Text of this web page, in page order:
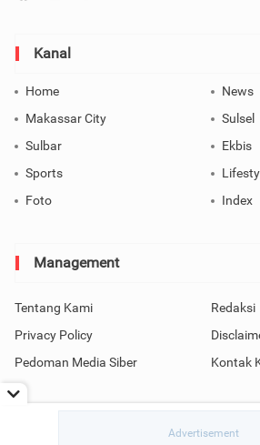
Kanal
Home
News
Makassar City
Sulsel
Sulbar
Ekbis
Sports
Foto
Index
Management
Tentang Kami
Redaksi
Privacy Policy
Pedoman Media Siber
Kontak
Copyright © 2026 SindoMakassar All